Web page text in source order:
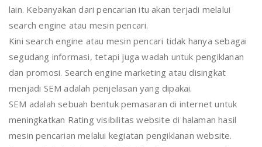
lain. Kebanyakan dari pencarian itu akan terjadi melalui
search engine atau mesin pencari.
Kini search engine atau mesin pencari tidak hanya sebagai
segudang informasi, tetapi juga wadah untuk pengiklanan
dan promosi. Search engine marketing atau disingkat
menjadi SEM adalah penjelasan yang dipakai.
SEM adalah sebuah bentuk pemasaran di internet untuk
meningkatkan Rating visibilitas website di halaman hasil
mesin pencarian melalui kegiatan pengiklanan website.